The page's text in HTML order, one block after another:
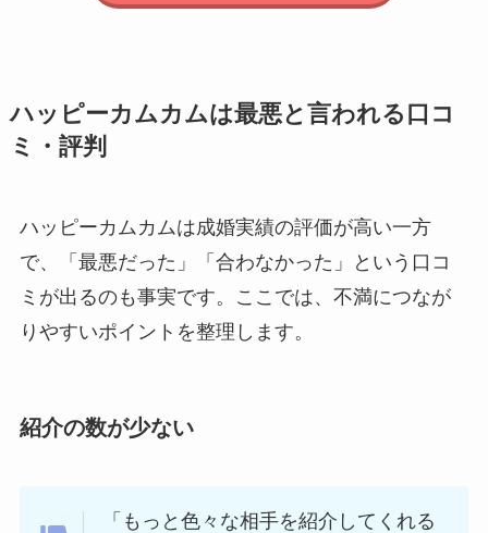
ハッピーカムカムは最悪と言われる口コ
ミ・評判
ハッピーカムカムは成婚実績の評価が高い一方
で、「最悪だった」「合わなかった」という口コ
ミが出るのも事実です。ここでは、不満につなが
りやすいポイントを整理します。
紹介の数が少ない
「もっと色々な相手を紹介してくれる